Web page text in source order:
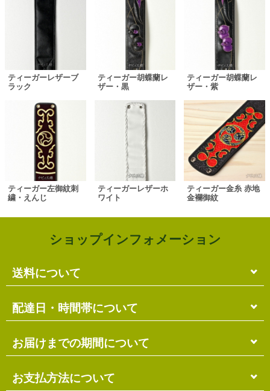
ティーガーレザーブ
ラック
ティーガー胡蝶蘭レ
ザー・黒
ティーガー胡蝶蘭レ
ザー・紫
ティーガー左御紋刺
繍・えんじ
ティーガーレザーホ
ワイト
ティーガー金糸 赤地
金襴御紋
ショップインフォメーション
送料について
単品のみの場合
各商品に記載の送料となります。
複数商品の場合
ます。
配達日・時間帯について
配達日・配達時間帯のご指定は出来ません。
お届け先に投函される「ご不在連絡票」より再配達希
望日・時間帯のご指定が可能ですので、こちらをご利
用ください。
お届けまでの期間について
在庫がある場合
お支払方法について